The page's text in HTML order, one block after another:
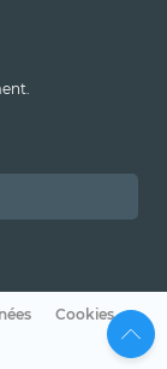
Cookies